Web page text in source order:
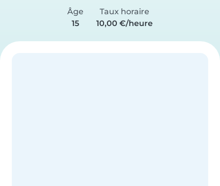
Âge
15
Taux horaire
10,00 €/heure